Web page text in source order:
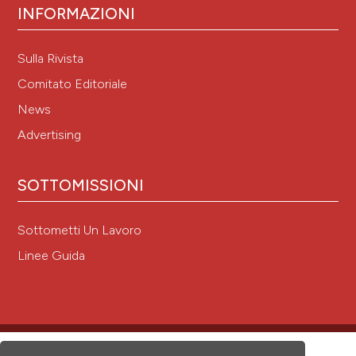
INFORMAZIONI
Sulla Rivista
Comitato Editoriale
News
Advertising
SOTTOMISSIONI
Sottometti Un Lavoro
Linee Guida